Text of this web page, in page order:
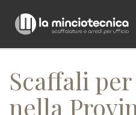
Home/ Scaffali per negozio nella
Scaffali
nella